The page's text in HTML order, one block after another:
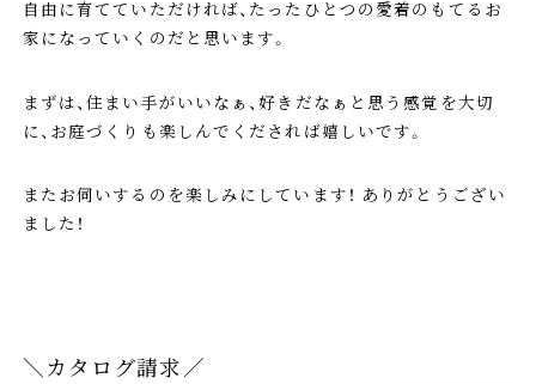
自由に育てていただければ、たったひとつの愛着のもてるお
家になっていくのだと思います。
まずは、住まい手がいいなぁ、好きだなぁと思う感覚を大切
に、お庭づくりも楽しんでくだされば嬉しいです。
またお伺いするのを楽しみにしています！ ありがとうござい
ました！
＼カタログ請求／